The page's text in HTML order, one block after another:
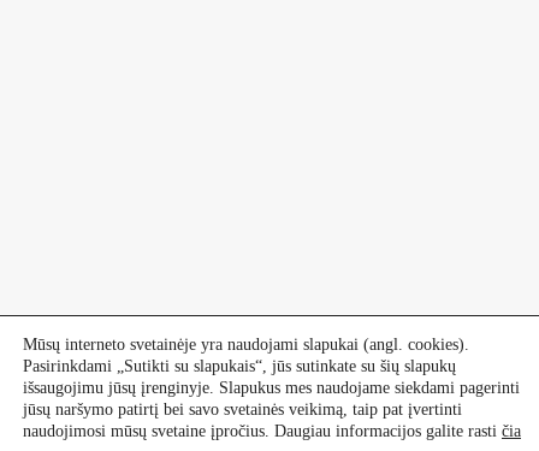
Mūsų interneto svetainėje yra naudojami slapukai (angl. cookies).
Pasirinkdami „Sutikti su slapukais“, jūs sutinkate su šių slapukų
išsaugojimu jūsų įrenginyje. Slapukus mes naudojame siekdami pagerinti
jūsų naršymo patirtį bei savo svetainės veikimą, taip pat įvertinti
naudojimosi mūsų svetaine įpročius. Daugiau informacijos galite rasti čia